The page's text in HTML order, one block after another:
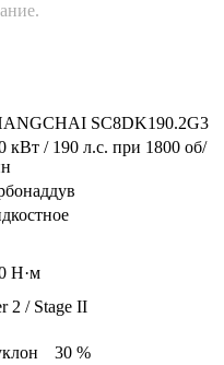
SC8DK190.2G3
кВт / 190 л.с. при 1800 об/
Н·м
2 / Stage II
30 %